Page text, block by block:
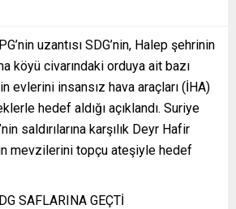
uzantısı SDG’nin, Halep şehrinin
köyü civarındaki orduya ait bazı
evlerini insansız hava araçları (İHA)
hedef aldığı açıklandı. Suriye
saldırılarına karşılık Deyr Hafir
mevzilerini topçu ateşiyle hedef
SAFLARINA GEÇTİ